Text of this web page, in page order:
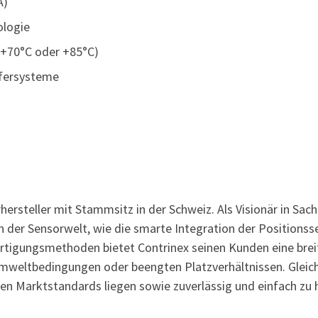
oder +85°C)
mit Stammsitz in der Schweiz. Als Visionär in
der Sensorwelt, wie die smarte Integration der
bietet Contrinex seinen Kunden eine
oder beengten Platzverhältnissen.
Marktstandards liegen sowie zuverlässig und einfach